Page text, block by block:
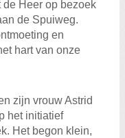
Heer op bezoek
de Spuiweg.
en
hart van onze
zijn vrouw Astrid
het initiatief
Het begon klein,